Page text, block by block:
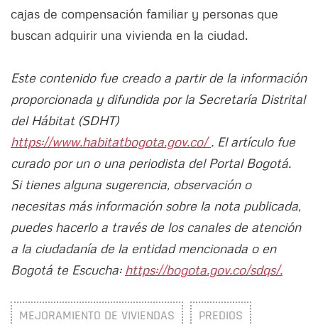
cajas de compensación familiar y personas que
buscan adquirir una vivienda en la ciudad.
Este contenido fue creado a partir de la información
proporcionada y difundida por la Secretaría Distrital
del Hábitat (SDHT)
https://www.habitatbogota.gov.co/. El artículo fue
curado por un o una periodista del Portal Bogotá.
Si tienes alguna sugerencia, observación o
necesitas más información sobre la nota publicada,
puedes hacerlo a través de los canales de atención
a la ciudadanía de la entidad mencionada o en
Bogotá te Escucha: https://bogota.gov.co/sdqs/.
MEJORAMIENTO DE VIVIENDAS PREDIOS